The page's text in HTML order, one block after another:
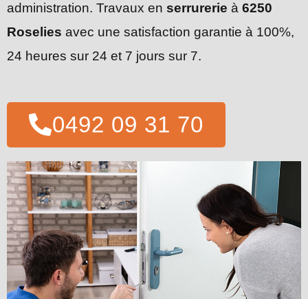
administration. Travaux en serrurerie à 6250
Roselies avec une satisfaction garantie à 100%,
24 heures sur 24 et 7 jours sur 7.
0492 09 31 70